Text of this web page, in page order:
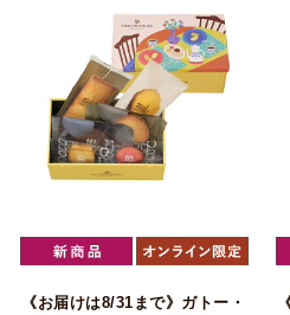
《お届けは8/31まで》ガトー・